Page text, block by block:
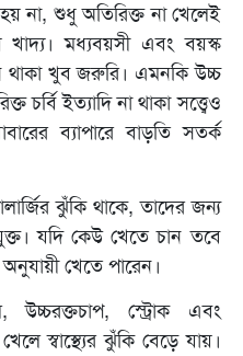
না, শুধু অতিরিক্ত না খেলেই
খাদ্য। মধ্যবয়সী এবং বয়স্ক
থাকা খুব জরুরি। এমনকি উচ্চ
চর্বি ইত্যাদি না থাকা সত্ত্বেও
ব্যাপারে বাড়তি সতর্ক
ঝুঁকি থাকে, তাদের জন্য
যদি কেউ খেতে চান তবে
খেতে পারেন।
উচ্চরক্তচাপ, স্ট্রোক এবং
স্বাস্থ্যের ঝুঁকি বেড়ে যায়।